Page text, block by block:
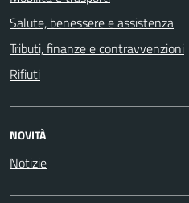
Salute, benessere e assistenza
Tributi, finanze e contravvenzioni
Rifiuti
NOVITÀ
Notizie